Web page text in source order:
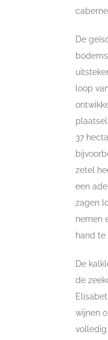
De
loop
37
zetel
een
zagen
nemen
hand te
De
de
wijnen
volledig